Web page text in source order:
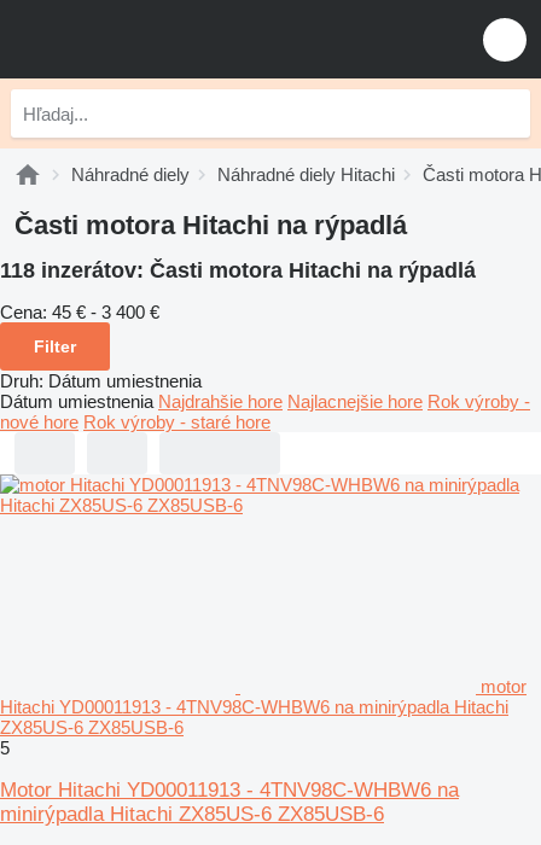
Náhradné diely Náhradné diely Hitachi Časti motora
Časti motora Hitachi na rýpadlá
118 inzerátov: Časti motora Hitachi na rýpadlá
Cena: 45 € - 3 400 €
Filter
Druh: Dátum umiestnenia
Dátum umiestnenia Najdrahšie hore Najlacnejšie hore Rok výroby -
nové hore Rok výroby - staré hore
motor
Hitachi YD00011913 - 4TNV98C-WHBW6 na minirýpadla Hitachi
ZX85US-6 ZX85USB-6
5
Motor Hitachi YD00011913 - 4TNV98C-WHBW6 na
minirýpadla Hitachi ZX85US-6 ZX85USB-6